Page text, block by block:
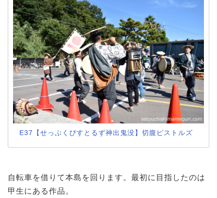
E37【せっぷくぴすとるず神出鬼没】切腹ピストルズ
自転車を借りて本島を回ります。最初に目指したのは
甲生にある作品。